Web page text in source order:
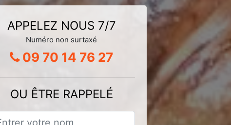
APPELEZ NOUS 7/7
Numéro non surtaxé
09 70 14 76 27
OU ÊTRE RAPPELÉ